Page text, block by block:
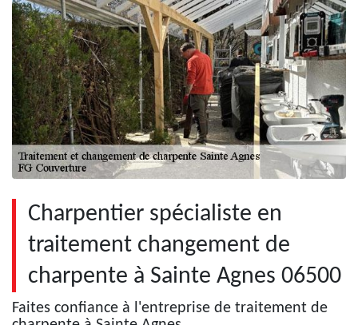
Charpentier spécialiste en
traitement changement de
charpente à Sainte Agnes 06500
Faites confiance à l'entreprise de traitement de